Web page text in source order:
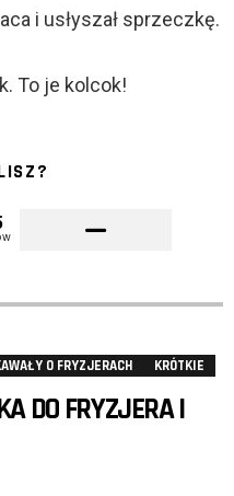
i usłyszał sprzeczkę.
To je kolcok!
O FRYZJERACH KRÓTKIE
DO FRYZJERA I